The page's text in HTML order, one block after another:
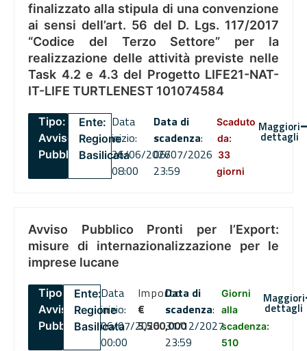
finalizzato alla stipula di una convenzione
ai sensi dell’art. 56 del D. Lgs. 117/2017
“Codice del Terzo Settore” per la
realizzazione delle attività previste nelle
Task 4.2 e 4.3 del Progetto LIFE21-NAT-
IT-LIFE TURTLENEST 101074584
Tipo:
Avviso
Pubblico
Ente:
Regione
Basilicata
Data
inizio:
26/06/2026
08:00
Data di
scadenza:
06/07/2026
23:59
Scaduto
da:
33
giorni
Maggiori
dettagli
Avviso Pubblico Pronti per l’Export:
misure di internazionalizzazione per le
imprese lucane
Tipo:
Avviso
Pubblico
Ente:
Regione
Basilicata
Data
inizio:
06/07/2026
00:00
Importo
€
5,500,000
Data di
scadenza:
31/12/2027
23:59
Giorni
alla
scadenza:
510
Maggiori
dettagli